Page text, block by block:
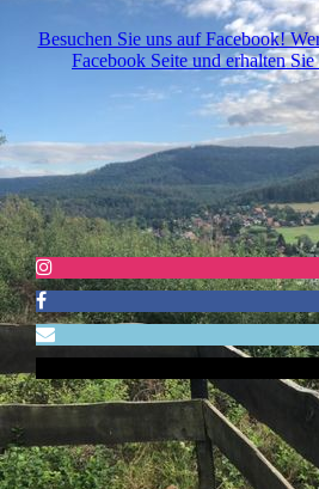
Besuchen Sie uns auf Facebook!
Facebook Seite und erhalten